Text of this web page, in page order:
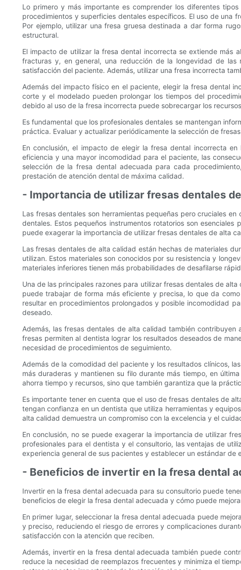
Lo primero y más importante es comprender los diferentes
procedimientos y superficies dentales específicos. El uso de una
Por ejemplo, utilizar una fresa gruesa destinada a dar forma
estructural.
El impacto de utilizar la fresa dental incorrecta se extiende más
fracturas y, en general, una reducción de la longevidad de las
satisfacción del paciente. Además, utilizar una fresa incorrecta
Además del impacto físico en el paciente, elegir la fresa dental
corte y el modelado pueden prolongar los tiempos del
debido al uso de la fresa incorrecta puede sobrecargar los
Es fundamental que los profesionales dentales se mantengan
práctica. Evaluar y actualizar periódicamente la selección de
En conclusión, el impacto de elegir la fresa dental incorrecta
eficiencia y una mayor incomodidad para el paciente, las
selección de la fresa dental adecuada para cada
prestación de atención dental de máxima calidad.
- Importancia de utilizar fresas dentales
Las fresas dentales son herramientas pequeñas pero cruciales
dentales. Estos pequeños instrumentos rotatorios son
puede exagerar la importancia de utilizar fresas dentales de alta
Las fresas dentales de alta calidad están hechas de materiales
utilizan. Estos materiales son conocidos por su resistencia y
materiales inferiores tienen más probabilidades de desafilarse
Una de las principales razones para utilizar fresas dentales de
puede trabajar de forma más eficiente y precisa, lo que da
resultar en procedimientos prolongados y posible incomodidad
deseado.
Además, las fresas dentales de alta calidad también
fresas permiten al dentista lograr los resultados deseados de
necesidad de procedimientos de seguimiento.
Además de la comodidad del paciente y los resultados clínicos,
más duraderas y mantienen su filo durante más tiempo, en
ahorra tiempo y recursos, sino que también garantiza que la
Es importante tener en cuenta que el uso de fresas dentales de
tengan confianza en un dentista que utiliza herramientas y
alta calidad demuestra un compromiso con la excelencia y el
En conclusión, no se puede exagerar la importancia de utilizar
profesionales para el dentista y el consultorio, las ventajas de
experiencia general de sus pacientes y establecer un estándar de
- Beneficios de invertir en la fresa dental
Invertir en la fresa dental adecuada para su consultorio puede
beneficios de elegir la fresa dental adecuada y cómo puede
En primer lugar, seleccionar la fresa dental adecuada puede
y preciso, reduciendo el riesgo de errores y complicaciones
satisfacción con la atención que reciben.
Además, invertir en la fresa dental adecuada también puede
reduce la necesidad de reemplazos frecuentes y minimiza el